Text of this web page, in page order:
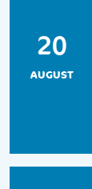
20
AUGUST